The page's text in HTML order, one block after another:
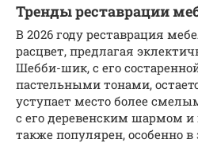
Тренды реставрации
В 2026 году реставрация
расцвет, предлагая
Шебби-шик, с его
пастельными тонами,
уступает место более
с его деревенским шармом
также популярен, особенно